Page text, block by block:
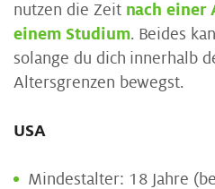
nutzen die Zeit nach einer
einem Studium. Beides
solange du dich innerhalb
Altersgrenzen bewegst.
USA
Mindestalter: 18 Jahre